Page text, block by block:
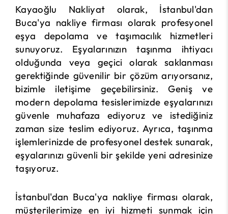
Kayaoğlu Nakliyat olarak, İstanbul'dan
Buca'ya nakliye firması olarak profesyonel
eşya depolama ve taşımacılık hizmetleri
sunuyoruz. Eşyalarınızın taşınma ihtiyacı
olduğunda veya geçici olarak saklanması
gerektiğinde güvenilir bir çözüm arıyorsanız,
bizimle iletişime geçebilirsiniz. Geniş ve
modern depolama tesislerimizde eşyalarınızı
güvenle muhafaza ediyoruz ve istediğiniz
zaman size teslim ediyoruz. Ayrıca, taşınma
işlemlerinizde de profesyonel destek sunarak,
eşyalarınızı güvenli bir şekilde yeni adresinize
taşıyoruz.
İstanbul'dan Buca'ya nakliye firması olarak,
müşterilerimize en iyi hizmeti sunmak için